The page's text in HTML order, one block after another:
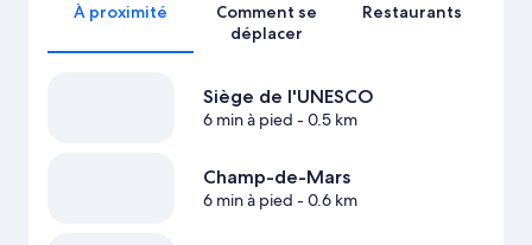
À proximité
Comment se
déplacer
Restaurants
Siège de l'UNESCO
6 min à pied - 0.5 km
Champ-de-Mars
6 min à pied - 0.6 km